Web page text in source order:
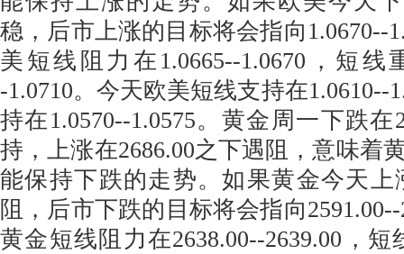
稳，后市上涨的目标将会指向1.0670--
美短线阻力在1.0665--1.0670，短线
-1.0710。今天欧美短线支持在1.0610--
持在1.0570--1.0575。黄金周一下跌在
持，上涨在2686.00之下遇阻，意味着
能保持下跌的走势。如果黄金今天上
阻，后市下跌的目标将会指向
黄金短线阻力在2638.00--2639.00，